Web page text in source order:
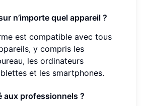
n’importe quel appareil ?
est compatible avec tous
y compris les
les ordinateurs
et les smartphones.
aux professionnels ?